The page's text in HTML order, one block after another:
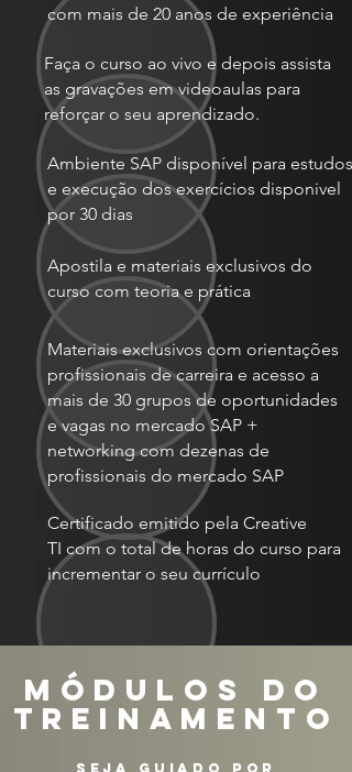
com mais de 20 anos de experiência
Faça o curso ao vivo e depois assista
as gravações em videoaulas para
reforçar o seu aprendizado.
Ambiente SAP disponível para estudos
e execução dos exercícios disponivel
por 30 dias
Apostila e materiais exclusivos do
curso com teoria e prática
Materiais exclusivos com orientações
profissionais de carreira e acesso a
mais de 30 grupos de oportunidades
e vagas no mercado SAP +
networking com dezenas de
profissionais do mercado SAP
Certificado emitido pela Creative
TI com o total de horas do curso para
incrementar o seu currículo
MÓDULOS DO
TREINAMENTO
SEJA GUIADO POR